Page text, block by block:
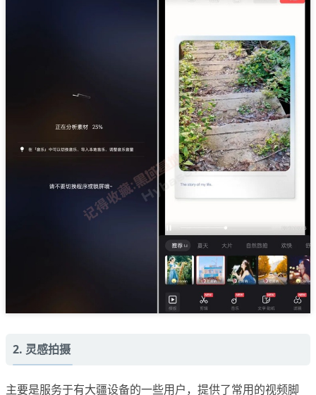
2. 灵感拍摄
主要是服务于有大疆设备的一些用户，提供了常用的视频脚